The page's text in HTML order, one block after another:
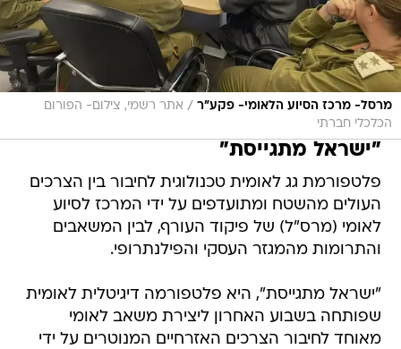
מרסל- מרכז הסיוע הלאומי- פקע״ר / אתר רשמי, צילום- הפורום
הכלכלי חברתי
"ישראל מתגייסת"
פלטפורמת גג לאומית טכנולוגית לחיבור בין הצרכים
העולים מהשטח ומתועדפים על ידי המרכז לסיוע
לאומי (מרס"ל) של פיקוד העורף, לבין המשאבים
והתרומות מהמגזר העסקי והפילנתרופי.
"ישראל מתגייסת", היא פלטפורמה דיגיטלית לאומית
שפותחה בשבוע האחרון ליצירת משאב לאומי
מאוחד לחיבור הצרכים האזרחיים המנוטרים על ידי